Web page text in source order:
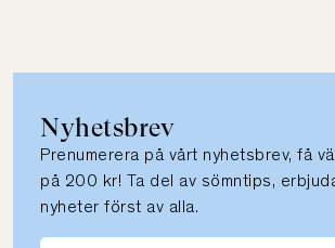
Nyhetsbrev
Prenumerera på vårt nyhetsbrev, få
på 200 kr! Ta del av sömntips,
nyheter först av alla.